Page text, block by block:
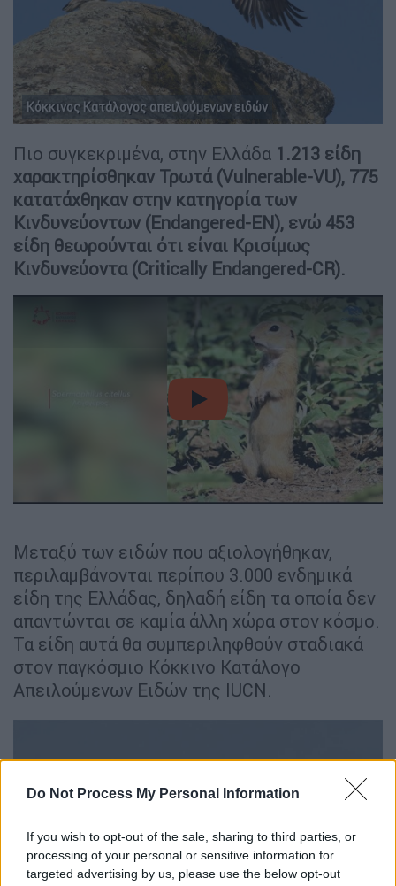
Do Not Process My Personal Information
If you wish to opt-out of the sale, sharing to third parties, or
processing of your personal or sensitive information for
targeted advertising by us, please use the below opt-out
Κόκκινος Κατάλογος απειλούμενων ειδών
Πιο συγκεκριμένα, στην Ελλάδα 1.213 είδη
χαρακτηρίσθηκαν Τρωτά (Vulnerable-VU), 775
κατατάχθηκαν στην κατηγορία των
Κινδυνεύοντων (Endangered-EN), ενώ 453
είδη θεωρούνται ότι είναι Κρισίμως
Κινδυνεύοντα (Critically Endangered-CR).
video
Μεταξύ των ειδών που αξιολογήθηκαν,
περιλαμβάνονται περίπου 3.000 ενδημικά
είδη της Ελλάδας, δηλαδή είδη τα οποία δεν
απαντώνται σε καμία άλλη χώρα στον κόσμο.
Τα είδη αυτά θα συμπεριληφθούν σταδιακά
στον παγκόσμιο Κόκκινο Κατάλογο
Απειλούμενων Ειδών της IUCN.